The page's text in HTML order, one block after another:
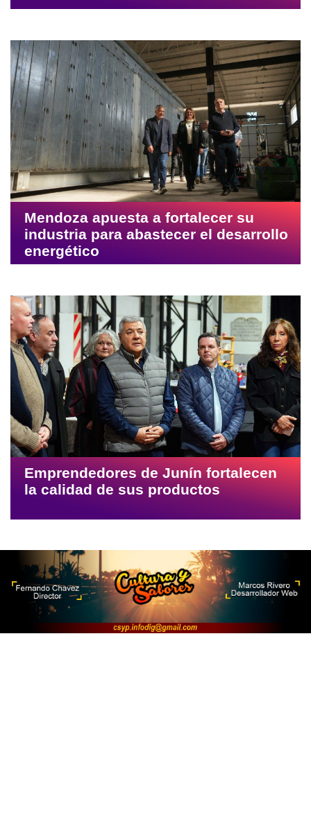
Mendoza apuesta a fortalecer su
industria para abastecer el desarrollo
energético
Emprendedores de Junín fortalecen
la calidad de sus productos